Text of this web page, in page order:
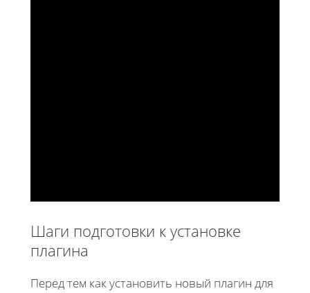
Шаги подготовки к установке
плагина
Перед тем как установить новый плагин для